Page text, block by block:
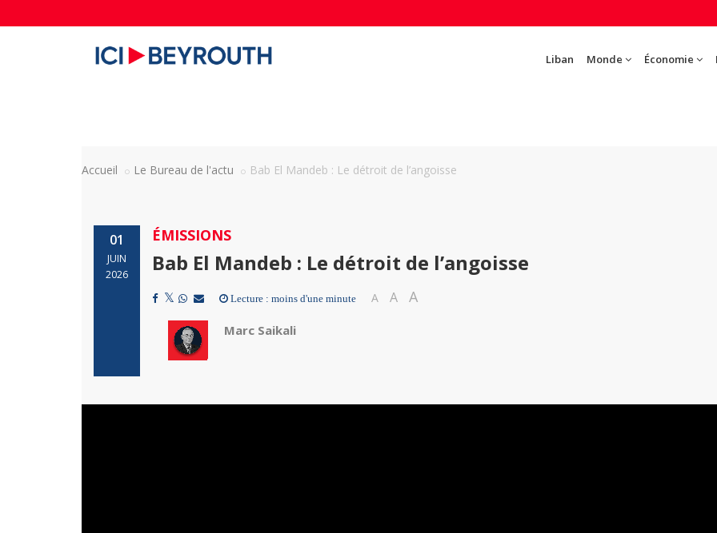
Liban Monde Économie
Accueil Le Bureau de l'actu Bab El Mandeb : Le détroit de l’angoisse
01
JUIN
2026
ÉMISSIONS
Bab El Mandeb : Le détroit de l’angoisse
Lecture : moins d'une minute A A A
Marc Saikali